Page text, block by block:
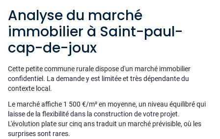
Analyse du marché
immobilier à Saint-paul-
cap-de-joux
Cette petite commune rurale dispose d'un marché immobilier
confidentiel. La demande y est limitée et très dépendante du
contexte local.
Le marché affiche 1 500 €/m² en moyenne, un niveau équilibré qui
laisse de la flexibilité dans la construction de votre projet.
L'évolution plate sur cinq ans traduit un marché prévisible, où les
surprises sont rares.